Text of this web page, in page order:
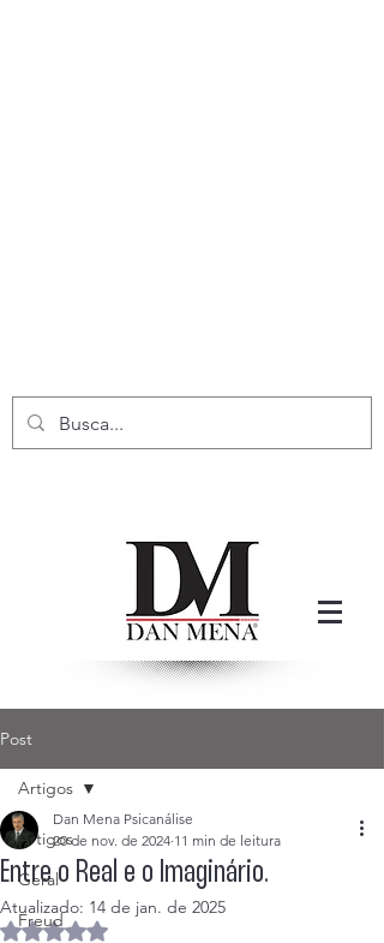
Post
Artigos
Geral
Freud
Artigos
Entre o Real e o Imaginário.
Dan Mena Psicanálise
20 de nov. de 2024 11 min de leitura
Atualizado: 14 de jan. de 2025
Avaliado com NaN de 5 estrelas.